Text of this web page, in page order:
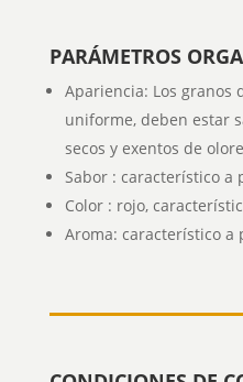
PARÁMETROS
Apariencia: Los granos
uniforme, deben estar
secos y exentos de
Sabor : característico a
Color : rojo,
Aroma: característico a